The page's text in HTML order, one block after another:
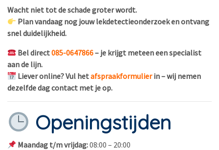
Wacht niet tot de schade groter wordt.
Plan vandaag nog jouw lekdetectieonderzoek en ontvang
snel duidelijkheid.
Bel direct085-0647866– je krijgt meteen een specialist
aan de lijn.
Liever online? Vul hetafspraakformulierin – wij nemen
dezelfde dag contact met je op.
Openingstijden
Maandag t/m vrijdag:08:00 – 20:00